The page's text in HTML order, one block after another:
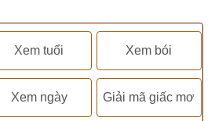
Xem tuổi Xem bói
Xem ngày Giải mã giấc mơ